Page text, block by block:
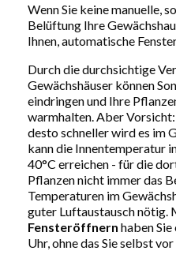
Wenn Sie keine manuelle,
Belüftung Ihre
Ihnen, automatische
Durch die durchsichtige
Gewächshäuser können
eindringen und Ihre
warmhalten. Aber
desto schneller wird es im
kann die Innentemperatur
40°C erreichen - für die
Pflanzen nicht immer das
Temperaturen im
guter Luftaustausch nötig.
Fensteröffnern haben
Uhr, ohne das Sie selbst